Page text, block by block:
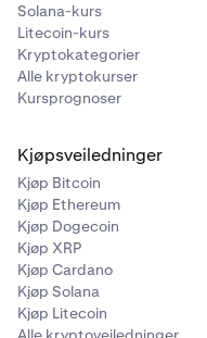
Solana-kurs
Litecoin-kurs
Kryptokategorier
Alle kryptokurser
Kursprognoser
Kjøpsveiledninger
Kjøp Bitcoin
Kjøp Ethereum
Kjøp Dogecoin
Kjøp XRP
Kjøp Cardano
Kjøp Solana
Kjøp Litecoin